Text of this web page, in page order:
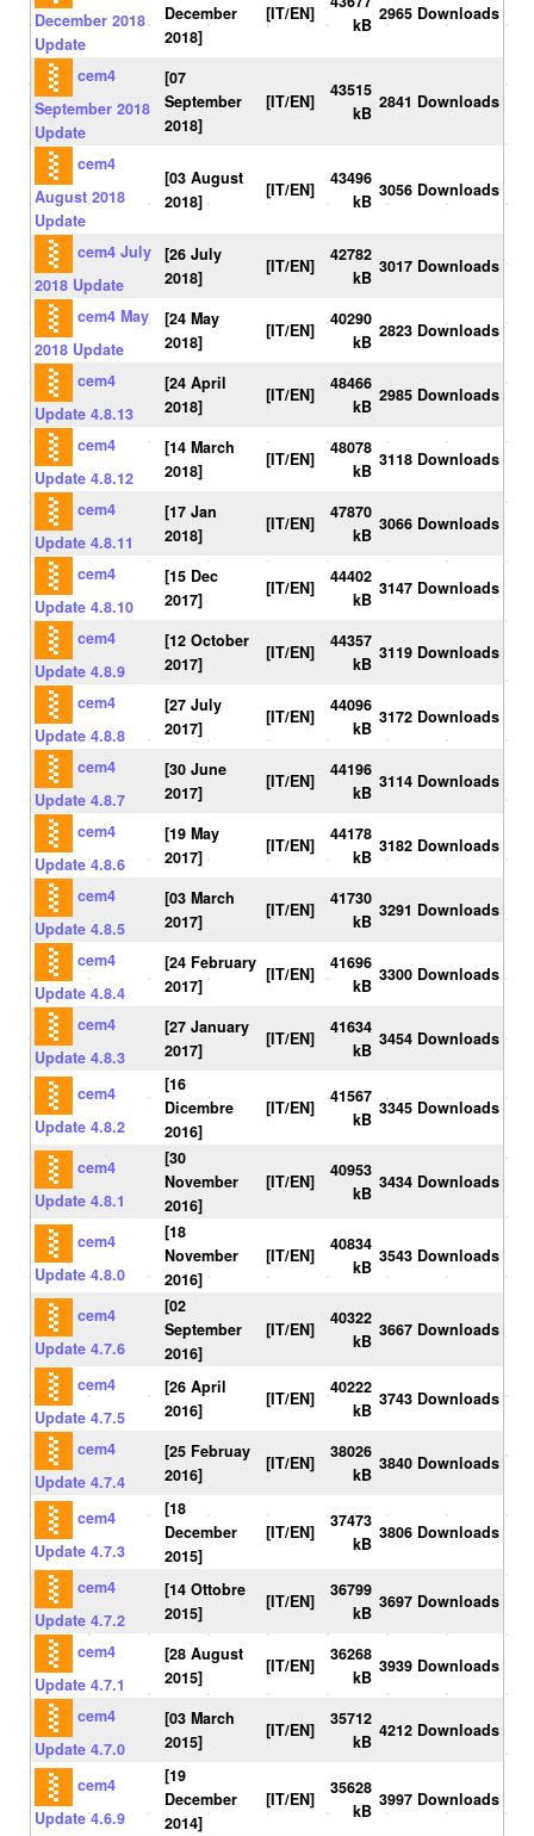
December 2018
Update
December
2018]
[IT/EN]
kB
2965 Downloads
cem4
September 2018
Update
[07
September
2018]
[IT/EN]
43515
kB
2841 Downloads
cem4
August 2018
Update
[03 August
2018]
[IT/EN]
43496
kB
3056 Downloads
cem4 July
2018 Update
[26 July
2018]
[IT/EN]
42782
kB
3017 Downloads
cem4 May
2018 Update
[24 May
2018]
[IT/EN]
40290
kB
2823 Downloads
cem4
Update 4.8.13
[24 April
2018]
[IT/EN]
48466
kB
2985 Downloads
cem4
Update 4.8.12
[14 March
2018]
[IT/EN]
48078
kB
3118 Downloads
cem4
Update 4.8.11
[17 Jan
2018]
[IT/EN]
47870
kB
3066 Downloads
cem4
Update 4.8.10
[15 Dec
2017]
[IT/EN]
44402
kB
3147 Downloads
cem4
Update 4.8.9
[12 October
2017]
[IT/EN]
44357
kB
3119 Downloads
cem4
Update 4.8.8
[27 July
2017]
[IT/EN]
44096
kB
3172 Downloads
cem4
Update 4.8.7
[30 June
2017]
[IT/EN]
44196
kB
3114 Downloads
cem4
Update 4.8.6
[19 May
2017]
[IT/EN]
44178
kB
3182 Downloads
cem4
Update 4.8.5
[03 March
2017]
[IT/EN]
41730
kB
3291 Downloads
cem4
Update 4.8.4
[24 February
2017]
[IT/EN]
41696
kB
3300 Downloads
cem4
Update 4.8.3
[27 January
2017]
[IT/EN]
41634
kB
3454 Downloads
cem4
Update 4.8.2
[16
Dicembre
2016]
[IT/EN]
41567
kB
3345 Downloads
cem4
Update 4.8.1
[30
November
2016]
[IT/EN]
40953
kB
3434 Downloads
cem4
Update 4.8.0
[18
November
2016]
[IT/EN]
40834
kB
3543 Downloads
cem4
Update 4.7.6
[02
September
2016]
[IT/EN]
40322
kB
3667 Downloads
cem4
Update 4.7.5
[26 April
2016]
[IT/EN]
40222
kB
3743 Downloads
cem4
Update 4.7.4
[25 Februay
2016]
[IT/EN]
38026
kB
3840 Downloads
cem4
Update 4.7.3
[18
December
2015]
[IT/EN]
37473
kB
3806 Downloads
cem4
Update 4.7.2
[14 Ottobre
2015]
[IT/EN]
36799
kB
3697 Downloads
cem4
Update 4.7.1
[28 August
2015]
[IT/EN]
36268
kB
3939 Downloads
cem4
Update 4.7.0
[03 March
2015]
[IT/EN]
35712
kB
4212 Downloads
cem4
Update 4.6.9
[19
December
2014]
[IT/EN]
35628
kB
3997 Downloads